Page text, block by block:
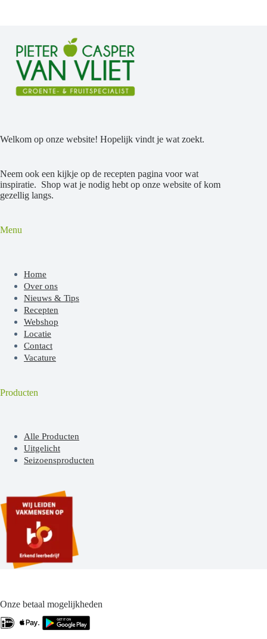
Welkom op onze website! Hopelijk vindt je wat zoekt.
Neem ook een kijkje op de recepten pagina voor wat
inspiratie. Shop wat je nodig hebt op onze website of kom
gezellig langs.
Menu
Home
Over ons
Nieuws & Tips
Recepten
Webshop
Locatie
Contact
Vacature
Producten
Alle Producten
Uitgelicht
Seizoensproducten
Onze betaal mogelijkheden
.